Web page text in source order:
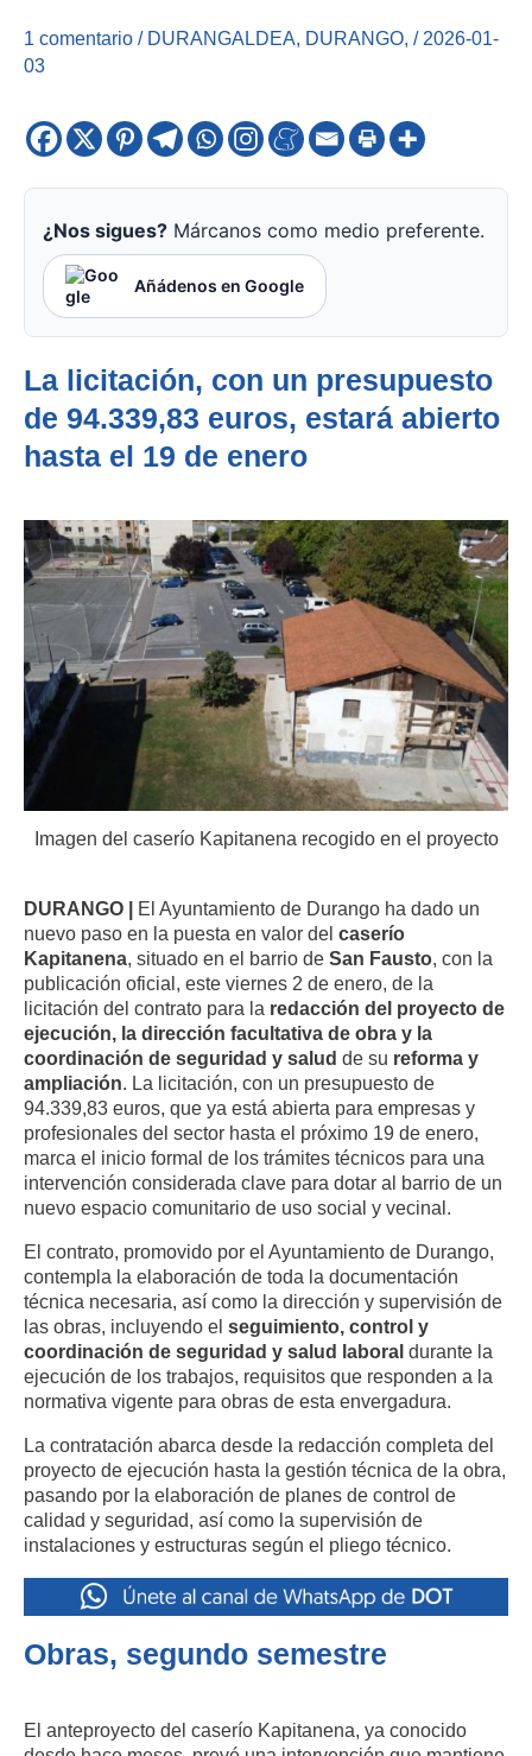
1 comentario / DURANGALDEA, DURANGO, / 2026-01-
03
¿Nos sigues? Márcanos como medio preferente.
Añádenos en Google
La licitación, con un presupuesto
de 94.339,83 euros, estará abierto
hasta el 19 de enero
Imagen del caserío Kapitanena recogido en el proyecto
DURANGO | El Ayuntamiento de Durango ha dado un
nuevo paso en la puesta en valor del caserío
Kapitanena, situado en el barrio de San Fausto, con la
publicación oficial, este viernes 2 de enero, de la
licitación del contrato para la redacción del proyecto de
ejecución, la dirección facultativa de obra y la
coordinación de seguridad y salud de su reforma y
ampliación. La licitación, con un presupuesto de
94.339,83 euros, que ya está abierta para empresas y
profesionales del sector hasta el próximo 19 de enero,
marca el inicio formal de los trámites técnicos para una
intervención considerada clave para dotar al barrio de un
nuevo espacio comunitario de uso social y vecinal.
El contrato, promovido por el Ayuntamiento de Durango,
contempla la elaboración de toda la documentación
técnica necesaria, así como la dirección y supervisión de
las obras, incluyendo el seguimiento, control y
coordinación de seguridad y salud laboral durante la
ejecución de los trabajos, requisitos que responden a la
normativa vigente para obras de esta envergadura.
La contratación abarca desde la redacción completa del
proyecto de ejecución hasta la gestión técnica de la obra,
pasando por la elaboración de planes de control de
calidad y seguridad, así como la supervisión de
instalaciones y estructuras según el pliego técnico.
Obras, segundo semestre
El anteproyecto del caserío Kapitanena, ya conocido